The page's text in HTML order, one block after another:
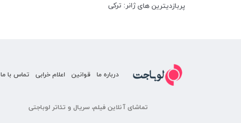
پربازدیترین هایژانر: ترکی
درباره ما قوانین اعلام خرابی تماس با ما
تماشای آنلاین فیلم، سریال و تئاتر لوباجتی